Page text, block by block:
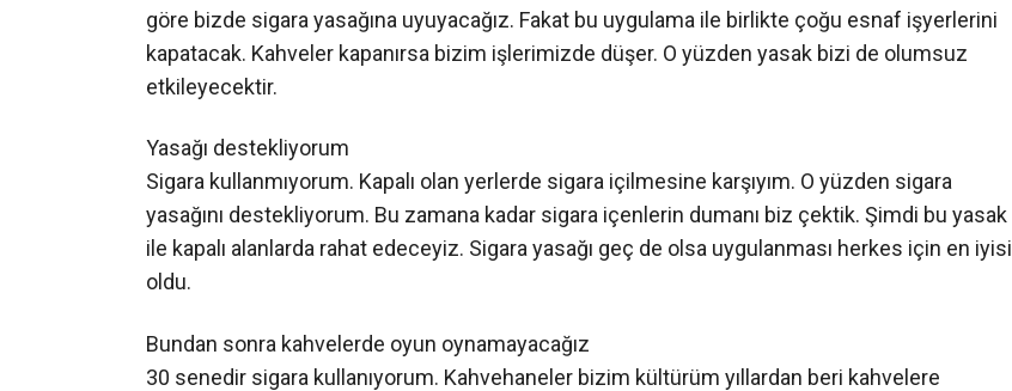
göre bizde sigara yasağına uyuyacağız. Fakat bu uygulama ile birlikte çoğu esnaf işyerlerini
kapatacak. Kahveler kapanırsa bizim işlerimizde düşer. O yüzden yasak bizi de olumsuz
etkileyecektir.
Yasağı destekliyorum
Sigara kullanmıyorum. Kapalı olan yerlerde sigara içilmesine karşıyım. O yüzden sigara
yasağını destekliyorum. Bu zamana kadar sigara içenlerin dumanı biz çektik. Şimdi bu yasak
ile kapalı alanlarda rahat edeceyiz. Sigara yasağı geç de olsa uygulanması herkes için en iyisi
oldu.
Bundan sonra kahvelerde oyun oynamayacağız
30 senedir sigara kullanıyorum. Kahvehaneler bizim kültürüm yıllardan beri kahvelere